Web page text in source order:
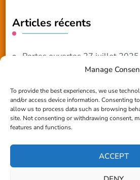
Manage
To provide the best experiences, we use
and/or access device information. Consenting
allow us to process data such as browsing
site. Not consenting or withdrawing consent,
features and functions.
ACCEPT
Articles récents
Portes ouvertes 27 juillet 2025
Reportage TV Com
Construction en terre-paille
Chantier Participatif Terre Paille